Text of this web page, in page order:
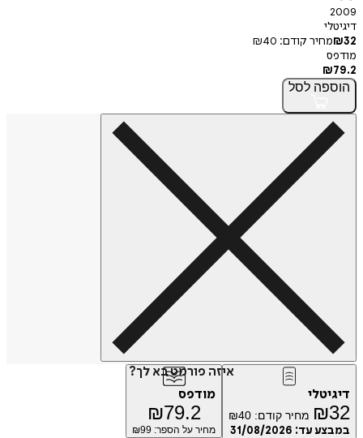
2009
דיגיטלי
₪32 מחיר קודם: ₪40
מודפס
₪79.2
הוספה לסל
איזה פורמט בא לך?
דיגיטלי
₪32 מחיר קודם: ₪40
במבצע עד: 31/08/2026
מודפס
₪79.2
מחיר על הספר: ₪ 99